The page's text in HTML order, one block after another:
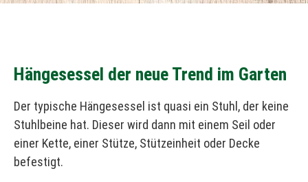
Hängesessel der neue Trend im Garten
Der typische Hängesessel ist quasi ein Stuhl, der keine
Stuhlbeine hat. Dieser wird dann mit einem Seil oder
einer Kette, einer Stütze, Stützeinheit oder Decke
befestigt.